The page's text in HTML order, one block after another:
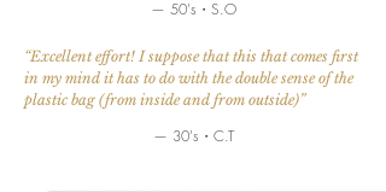
— 50's・S.O
“Excellent effort! I suppose that this that comes first
in my mind it has to do with the double sense of the
plastic bag (from inside and from outside)”
— 30's・C.T